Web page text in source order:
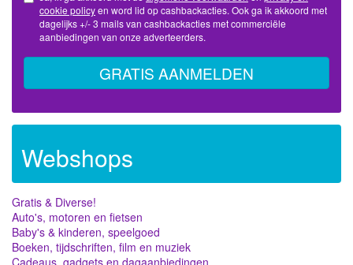
cookie policy
dagelijks +/- 3 mails van cashbackacties met commerciële
aanbiedingen van onze adverteerders.
GRATIS AANMELDEN
Webshops
Gratis & Diverse!
Auto's, motoren en fietsen
Baby's & kinderen, speelgoed
Boeken, tijdschriften, film en muziek
Cadeaus, gadgets en dagaanbiedingen